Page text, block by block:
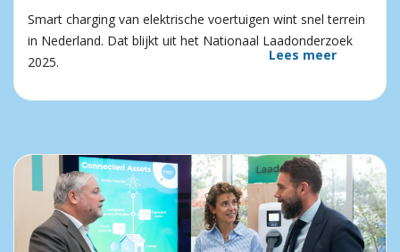
Smart charging van elektrische voertuigen wint snel terrein
in Nederland. Dat blijkt uit het Nationaal Laadonderzoek
2025.
Lees meer